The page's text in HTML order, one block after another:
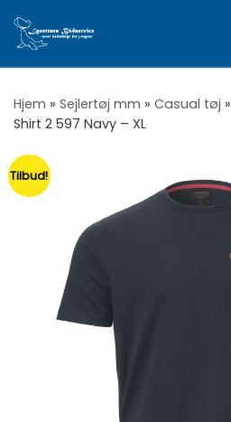
Vis hele indholdet
Hjem » Sejlertøj mm » Casual tøj »
Shirt 2 597 Navy – XL
Tilbud!